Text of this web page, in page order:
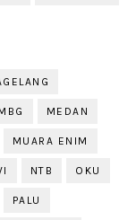
MEDAN
MUARA ENIM
NTB OKU
PALU